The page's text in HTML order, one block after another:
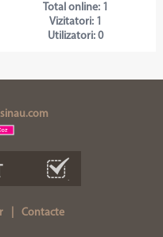
Total online: 1
Vizitatori: 1
Utilizatori:0
Contacte